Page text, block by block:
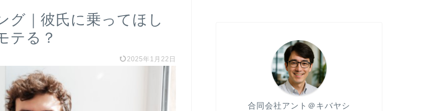
グ｜彼氏に乗ってほし
テる？
2025年1月22日
合同会社アント＠キバヤシ